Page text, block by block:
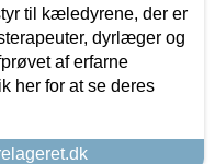
til kæledyrene, der er
dyrlæger og
af erfarne
her for at se deres